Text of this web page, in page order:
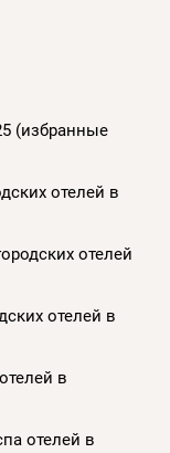
(избранные
отелей в
отелей
отелей в
в
отелей в